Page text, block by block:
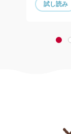
試し読み
1